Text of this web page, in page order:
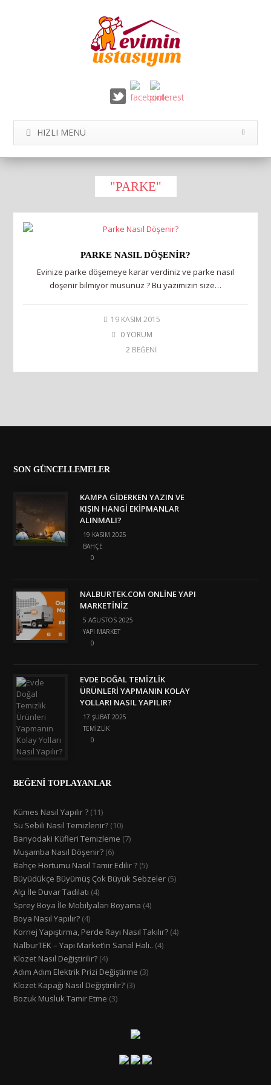
HIZLI MENÜ
"PARKE"
PARKE NASIL DÖŞENIR?
Evinize parke döşemeye karar verdiniz ve parke nasıl
döşenir bilmiyor musunuz ? Bu yazımızın size…
19 KASIM 2015
0 YORUM
2BEĞENİ
SON GÜNCELLEMELER
KAMPA GIDERKEN YAZIN VE
KIŞIN HANGI EKIPMANLAR
ALINMALI?
19 KASIM 2025
BAHÇE
0
NALBURTEK.COM ONLINE YAPI
MARKETINIZ
5 AĞUSTOS 2025
YAPI MARKET
0
EVDE DOĞAL TEMIZLIK
ÜRÜNLERI YAPMANIN KOLAY
YOLLARI NASIL YAPILIR?
17 ŞUBAT 2025
TEMIZLIK
0
BEĞENİ TOPLAYANLAR
Kümes Nasıl Yapılır ? (11)
Su Sebili Nasıl Temizlenir? (10)
Banyodaki Küfleri Temizleme (7)
Muşamba Nasıl Döşenir? (6)
Bahçe Hortumu Nasıl Tamir Edilir ? (5)
Büyüdükçe Büyümüş Çok Büyük Sebzeler (5)
Alçı İle Duvar Tadilatı (4)
Sprey Boya İle Mobilyaları Boyama (4)
Boya Nasıl Yapılır? (4)
Kornej Yapıştırma, Perde Rayı Nasıl Takılır? (4)
NalburTEK – Yapı Market’in Sanal Hali.. (4)
Klozet Nasıl Değiştirilir? (4)
Adım Adım Elektrik Prizi Değiştirme (3)
Klozet Kapağı Nasıl Değiştirilir? (3)
Bozuk Musluk Tamir Etme (3)